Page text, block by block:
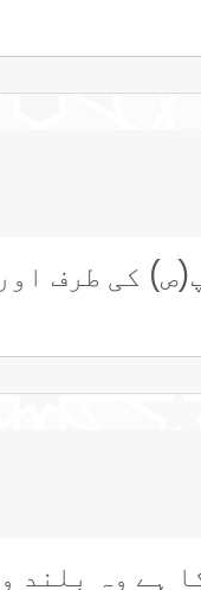
کی طرف
ہے وہ بلند